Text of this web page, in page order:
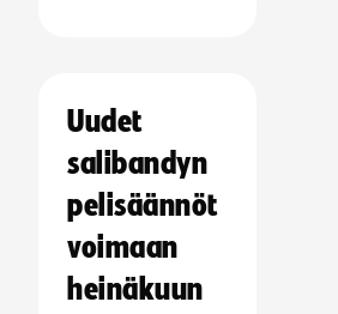
Uudet
salibandyn
pelisäännöt
voimaan
heinäkuun